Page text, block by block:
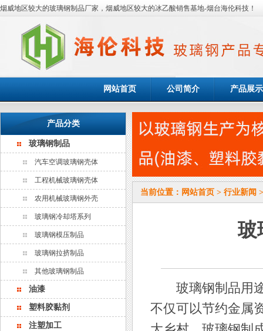
烟威地区较大的玻璃钢制品厂家，烟威地区较大的冰乙酸销售基地-烟台海伦科技！
网站首页 公司简介 产品展示
产品分类
玻璃钢制品
汽车空调玻璃钢壳体
工程机械玻璃钢壳体
农用机械玻璃钢外壳
玻璃钢冷却塔系列
玻璃钢模压制品
玻璃钢拉挤制品
其他玻璃钢制品
油漆
塑料胶黏剂
注塑加工
当前位置： 网站首页 > 行业新闻 >
玻
玻璃钢制品用途
不仅可以节约金属